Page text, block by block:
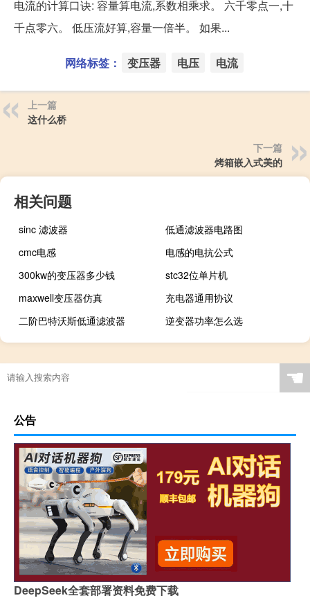
电流的计算口诀: 容量算电流,系数相乘求。 六千零点一,十
千点零六。 低压流好算,容量一倍半。 如果...
网络标签： 变压器 电压 电流
上一篇
这什么桥
下一篇
烤箱嵌入式美的
相关问题
sinc 滤波器
低通滤波器电路图
cmc电感
电感的电抗公式
300kw的变压器多少钱
stc32位单片机
maxwell变压器仿真
充电器通用协议
二阶巴特沃斯低通滤波器
逆变器功率怎么选
☚
公告
DeepSeek全套部署资料免费下载